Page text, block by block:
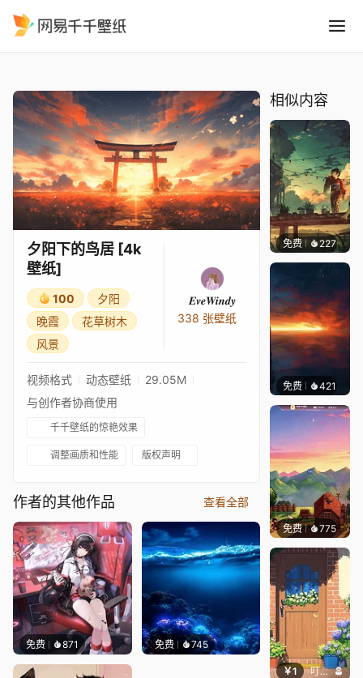
夕阳下的鸟居 [4k
壁纸]
100
夕阳
晚霞
花草树木
风景
𝑬𝒗𝒆𝑾𝒊𝒏𝒅𝒚
338 张壁纸
视频格式 动态壁纸
29.05M
与创作者协商使用
千千壁纸的惊艳效果
调整画质和性能 版权声明
作者的其他作品 查看全部
免费 871 免费 745
相似内容
免费 227Max
免费 421辰东
免费 775鲨鲨啊
￥1 叮叮当当